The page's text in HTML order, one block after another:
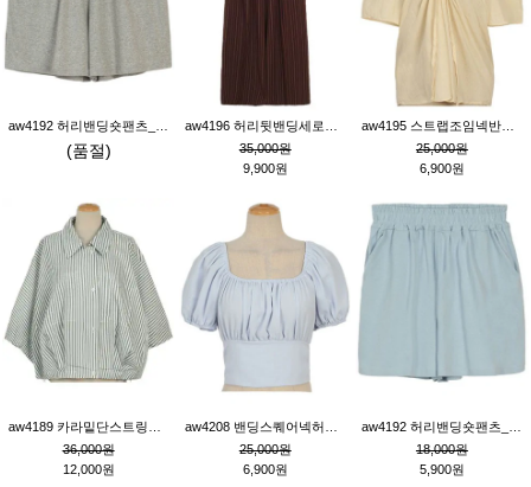
(품절)
35,000원
9,900원
25,000원
6,900원
36,000원
12,000원
25,000원
6,900원
18,000원
5,900원